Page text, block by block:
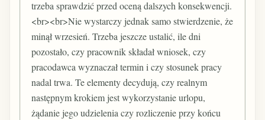
trzeba sprawdzić przed oceną dalszych konsekwencji.
<br><br>Nie wystarczy jednak samo stwierdzenie, że
minął wrzesień. Trzeba jeszcze ustalić, ile dni
pozostało, czy pracownik składał wniosek, czy
pracodawca wyznaczał termin i czy stosunek pracy
nadal trwa. Te elementy decydują, czy realnym
następnym krokiem jest wykorzystanie urlopu,
żądanie jego udzielenia czy rozliczenie przy końcu